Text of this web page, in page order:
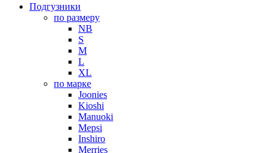
Подгузники
по размеру
NB
S
M
L
XL
по марке
Joonies
Kioshi
Manuoki
Mepsi
Inshiro
Merries